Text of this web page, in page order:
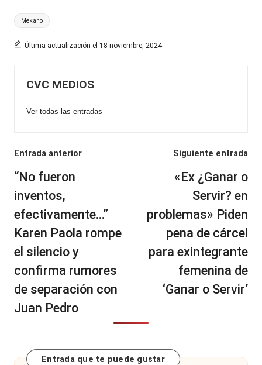
Etiquetas:
Mekano
Última actualización el 18 noviembre, 2024
CVC MEDIOS
Ver todas las entradas
Navegación
de
entradas
Entrada anterior
“No fueron
inventos,
efectivamente…”
Karen Paola rompe
el silencio y
confirma rumores
de separación con
Juan Pedro
Siguiente entrada
«Ex ¿Ganar o
Servir? en
problemas» Piden
pena de cárcel
para exintegrante
femenina de
‘Ganar o Servir’
Entrada que te puede gustar